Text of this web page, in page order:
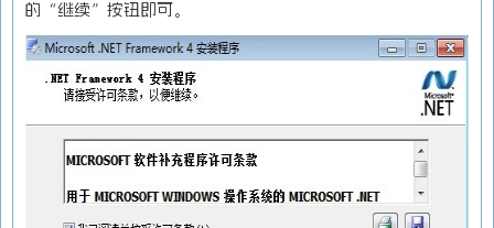
的“继续”按钮即可。